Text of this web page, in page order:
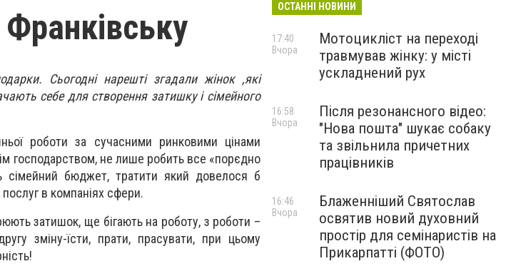
Сьогодні нарешті згадали жінок ,які
себе для створення затишку і сімейного
роботи за сучасними ринковими цінами
господарством, не лише робить все «порєдно
бюджет, тратити який довелося б
в компаніях сфери.
затишок, ще бігають на роботу, з роботи –
зміну-їсти, прати, прасувати, при цьому
ОСТАННІ НОВИНИ
Мотоцикліст на переході
травмував жінку: у місті
ускладнений рух
17:40
Вчора
Після резонансного відео:
"Нова пошта" шукає собаку
та звільнила причетних
працівників
16:58
Вчора
Блаженніший Святослав
освятив новий духовний
простір для семінаристів на
Прикарпатті (ФОТО)
16:46
Вчора